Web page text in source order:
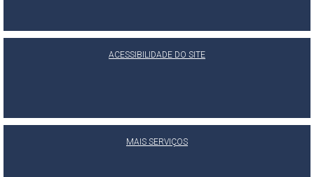
ACESSIBILIDADE DO SITE
MAIS SERVIÇOS